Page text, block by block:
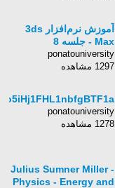
آموزش نرم‌افزار 3ds
Max - جلسه 8
ponatouniversity
1297 مشاهده
go5iHj1FHL1nbfgBTF1a
ponatouniversity
1278 مشاهده
Julius Sumner Miller -
Physics - Energy and